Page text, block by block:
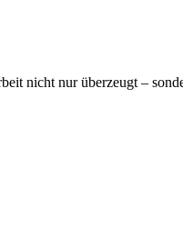
nicht nur überzeugt –